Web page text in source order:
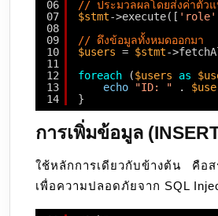
06
07
08
09
10
11
12
13
14
// ประมวลผลโดยส่งค่าตัว
$stmt->execute([ 'role'
// ดึงข้อมูลทั้งหมดออกมา
$users = $stmt-
foreach
($users as
echo
"ID: " .
}
การเพิ่มข้อมูล
ใช้หลักการเดียวกับข้างต้น คือส
เพื่อความปลอดภัยจาก SQL